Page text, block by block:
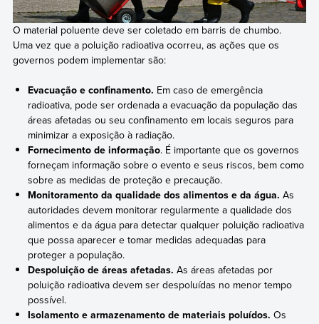
O material poluente deve ser coletado em barris de chumbo.
Uma vez que a poluição radioativa ocorreu, as ações que os
governos podem implementar são:
Evacuação e confinamento. Em caso de emergência
radioativa, pode ser ordenada a evacuação da população das
áreas afetadas ou seu confinamento em locais seguros para
minimizar a exposição à radiação.
Fornecimento de informação. É importante que os governos
forneçam informação sobre o evento e seus riscos, bem como
sobre as medidas de proteção e precaução.
Monitoramento da qualidade dos alimentos e da água. As
autoridades devem monitorar regularmente a qualidade dos
alimentos e da água para detectar qualquer poluição radioativa
que possa aparecer e tomar medidas adequadas para
proteger a população.
Despoluição de áreas afetadas. As áreas afetadas por
poluição radioativa devem ser despoluídas no menor tempo
possível.
Isolamento e armazenamento de materiais poluídos. Os